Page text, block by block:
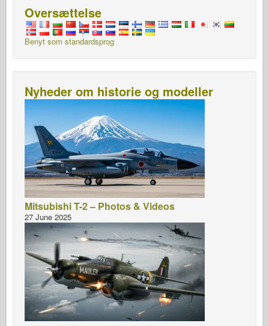
Oversættelse
Benyt som standardsprog
Nyheder om historie og modeller
Mitsubishi T-2 – Photos & Videos
27 June 2025